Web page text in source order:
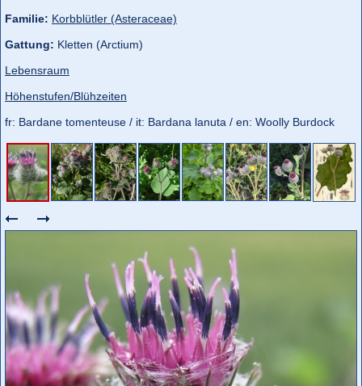
Familie: Korbblütler (Asteraceae)
Gattung: Kletten (Arctium)
Lebensraum
Höhenstufen/Blühzeiten
fr: Bardane tomenteuse / it: Bardana lanuta / en: Woolly Burdock